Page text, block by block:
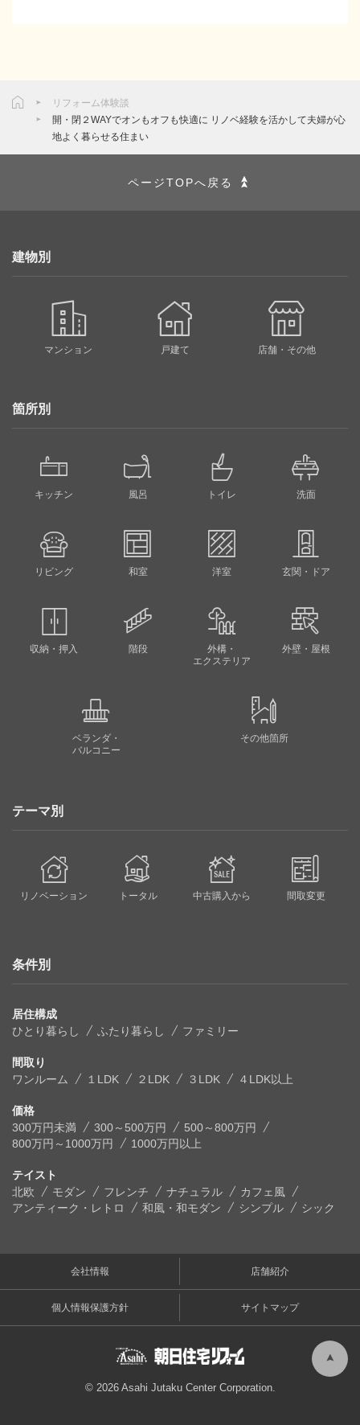
リフォーム体験談
開・閉２WAYでオンもオフも快適に リノベ経験を活かして夫婦が心
地よく暮らせる住まい
ページTOPへ戻る
建物別
マンション 戸建て 店舗・その他
箇所別
キッチン 風呂 トイレ 洗面
リビング 和室 洋室 玄関・ドア
収納・押入 階段
外構・
エクステリア
外壁・屋根
ベランダ・
バルコニー
その他箇所
テーマ別
リノベーション トータル 中古購入から 間取変更
条件別
居住構成
ひとり暮らし
ふたり暮らし ファミリー
間取り
ワンルーム
１LDK ２LDK ３LDK ４LDK以上
価格
300万円未満
300～500万円
500～800万円
800万円～1000万円
1000万円以上
テイスト
北欧
モダン フレンチ ナチュラル
カフェ風
アンティーク・レトロ
和風・和モダン シンプル シック
会社情報 店舗紹介
個人情報保護方針 サイトマップ
© 2026 Asahi Jutaku Center Corporation.